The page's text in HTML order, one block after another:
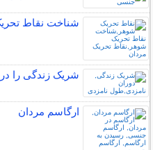
شناخت نقاط
شریک زندگی را
ارگاسم مردان